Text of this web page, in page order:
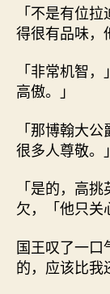
「不是有位
得很有品味，
「非常机智
高傲。」
「那博翰大
很多人尊敬。」
「是的，高
欠，「他只关
国王叹了一口
的，应该比我